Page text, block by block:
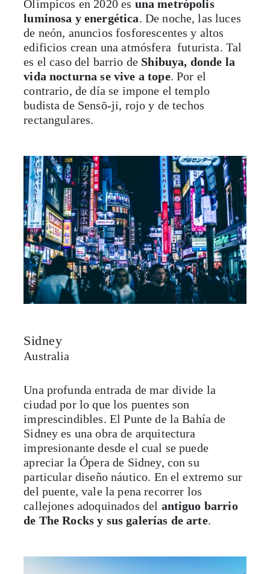
edificios crean una atmósfera futurista. Tal
es el caso del barrio de Shibuya, donde la
vida nocturna se vive a tope. Por el
contrario, de día se impone el templo
budista de Sensō-ji, rojo y de techos
rectangulares.
Sidney
Una profunda entrada de mar divide la
ciudad por lo que los puentes son
Sidney es una obra de arquitectura
impresionante desde el cual se puede
apreciar la Ópera de Sidney, con su
particular diseño náutico. En el extremo sur
del puente, vale la pena recorrer los
callejones adoquinados delantiguo barrio
de The Rocks y sus galerías de arte.